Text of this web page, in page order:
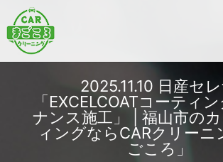
2025.11.10 日産セ
「EXCELCOATコーティ
ナンス施工」 | 福山市の
ィングならCARクリーニ
ごころ」